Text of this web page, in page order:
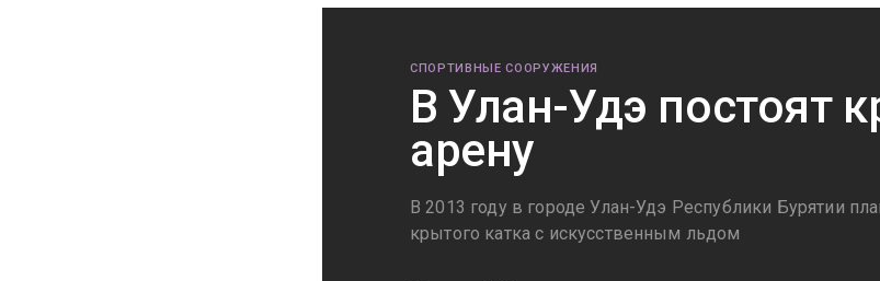
СПОРТИВНЫЕ СООРУЖЕНИЯ
В Улан-Удэ постоят
арену
В 2013 году в городе Улан-Удэ Республики Бурятии
крытого катка с искусственным льдом